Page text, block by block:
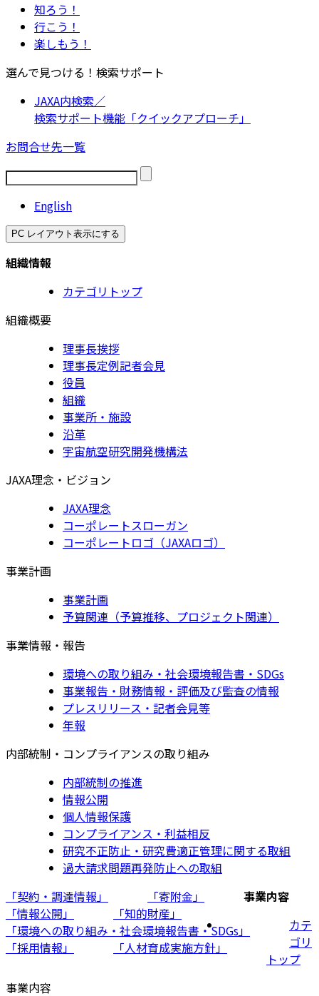
知ろう！
行こう！
楽しもう！
選んで見つける！検索サポート
JAXA内検索／
検索サポート機能「クイックアプローチ」
お問合せ先一覧
English
PC レイアウト表示にする
組織情報
カテゴリトップ
組織概要
理事長挨拶
理事長定例記者会見
役員
組織
事業所・施設
沿革
宇宙航空研究開発機構法
JAXA理念・ビジョン
JAXA理念
コーポレートスローガン
コーポレートロゴ（JAXAロゴ）
事業計画
事業計画
予算関連（予算推移、プロジェクト関連）
事業情報・報告
環境への取り組み・社会環境報告書・SDGs
事業報告・財務情報・評価及び監査の情報
プレスリリース・記者会見等
年報
内部統制・コンプライアンスの取り組み
内部統制の推進
情報公開
個人情報保護
コンプライアンス・利益相反
研究不正防止・研究費適正管理に関する取組
過大請求問題再発防止への取組
「契約・調達情報」
「寄附金」
「情報公開」
「知的財産」
「環境への取り組み・社会環境報告書・SDGs」
「採用情報」
「人材育成実施方針」
事業内容
カテ
ゴリ
トップ
事業内容